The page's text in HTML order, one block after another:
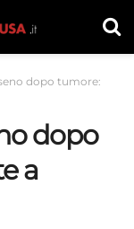
dopo tumore:
dopo
a